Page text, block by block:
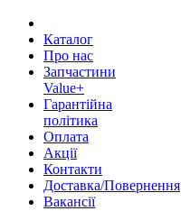
Каталог
Про нас
Запчастини
Value+
Гарантійна
політика
Оплата
Акції
Контакти
Доставка/Повернення
Вакансії